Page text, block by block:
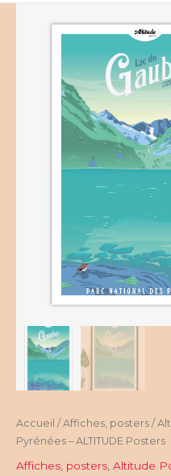
Accueil / Affiches, posters /
Pyrénées – ALTITUDE Posters
Affiches, posters Altitude